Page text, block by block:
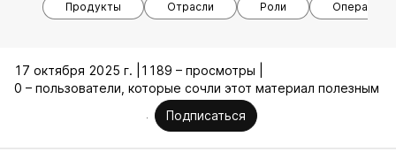
Продукты Отрасли Роли
17 октября 2025 г. |
1189 – просмотры |
0 – пользователи, которые сочли этот материал полезным
Подписаться